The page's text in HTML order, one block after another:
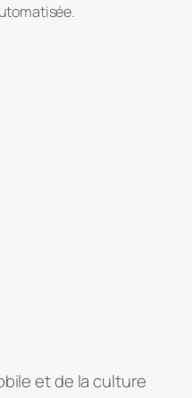
.
et de la culture